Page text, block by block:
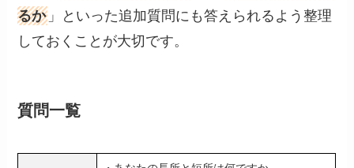
るか 」といった追加質問にも答えられるよう整理
しておくことが大切です。
質問一覧